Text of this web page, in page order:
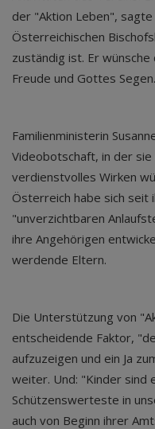
der "Aktion Leben",
Österreichischen
zuständig ist. Er
Freude und Gottes Segen.
Familienministerin
Videobotschaft, in der
verdienstvolles Wirken
Österreich habe sich seit
"unverzichtbaren
ihre Angehörigen
werdende Eltern.
Die Unterstützung von
entscheidende Faktor,
aufzuzeigen und ein Ja
weiter. Und: "Kinder sind
Schützenswerteste in
auch von Beginn ihrer